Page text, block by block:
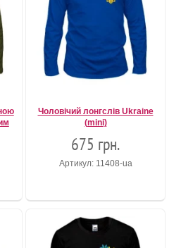
Чоловічий лонгслів Ukraine
(mini)
675 грн.
Артикул: 11408-ua